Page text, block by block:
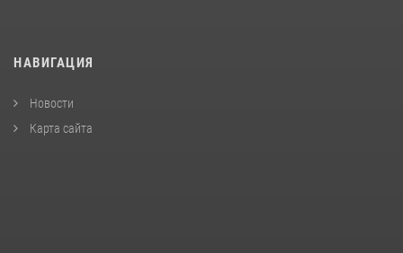
НАВИГАЦИЯ
Новости
Карта сайта